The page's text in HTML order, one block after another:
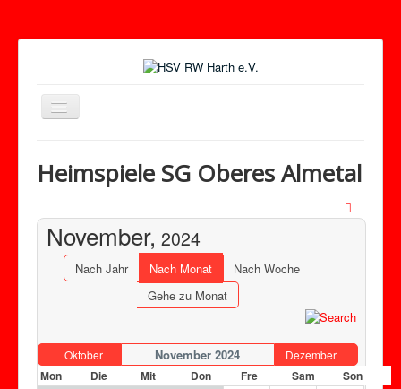
Toggle
Navigation
Heimspiele SG Oberes Almetal
November, 2024
Nach Jahr Nach Monat
Nach Woche
Gehe zu Monat
Oktober November 2024 Dezember
Mon Die Mit Don Fre Sam
Son